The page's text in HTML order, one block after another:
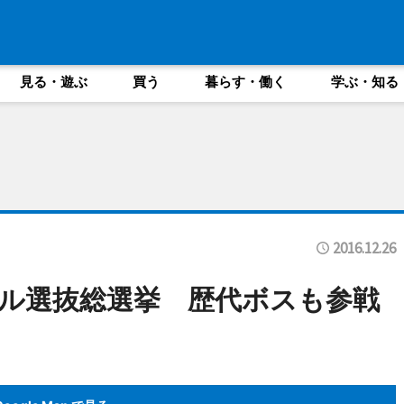
見る・遊ぶ 買う 暮らす・働く 学ぶ・知る
2016.12.26
選抜総選挙 歴代ボスも参戦